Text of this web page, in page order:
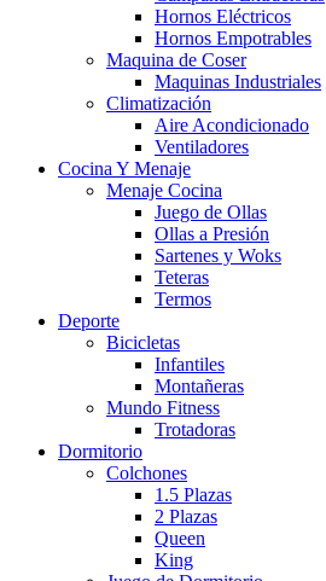
Hornos Eléctricos
Hornos Empotrables
Maquina de Coser
Maquinas Industriales
Climatización
Aire Acondicionado
Ventiladores
Cocina Y Menaje
Menaje Cocina
Juego de Ollas
Ollas a Presión
Sartenes y Woks
Teteras
Termos
Deporte
Bicicletas
Infantiles
Montañeras
Mundo Fitness
Trotadoras
Dormitorio
Colchones
1.5 Plazas
2 Plazas
Queen
King